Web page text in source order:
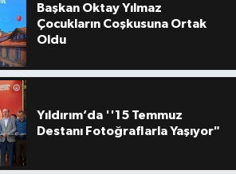
Başkan Oktay Yılmaz
Çocukların Coşkusuna Ortak
Oldu
Yıldırım’da ''15 Temmuz
Destanı Fotoğraflarla Yaşıyor"